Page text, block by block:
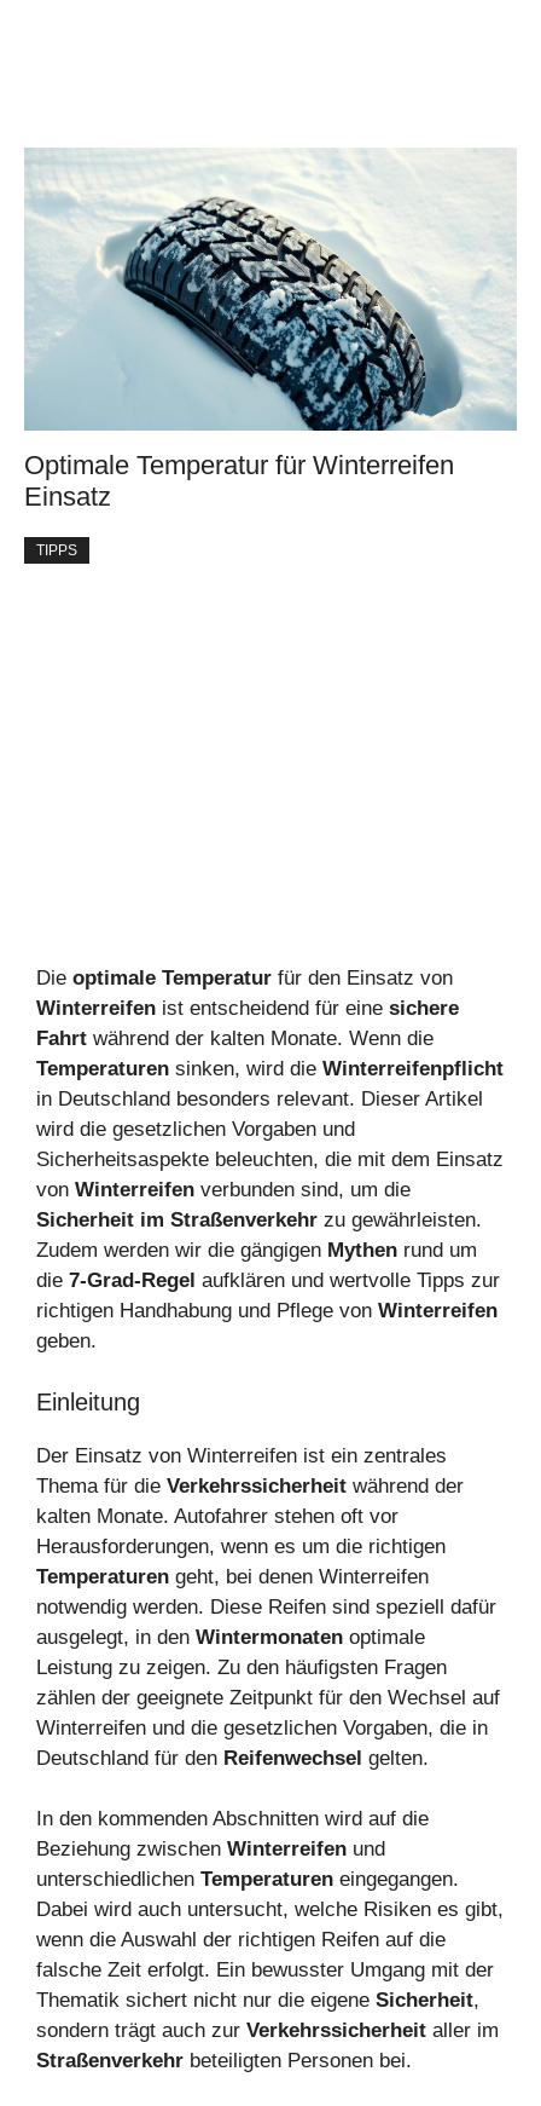
Optimale Temperatur für Winterreifen
Einsatz
TIPPS
Die optimale Temperatur für den Einsatz von
Winterreifen ist entscheidend für eine sichere
Fahrt während der kalten Monate. Wenn die
Temperaturen sinken, wird die Winterreifenpflicht
in Deutschland besonders relevant. Dieser Artikel
wird die gesetzlichen Vorgaben und
Sicherheitsaspekte beleuchten, die mit dem Einsatz
von Winterreifen verbunden sind, um die
Sicherheit im Straßenverkehr zu gewährleisten.
Zudem werden wir die gängigen Mythen rund um
die 7-Grad-Regel aufklären und wertvolle Tipps zur
richtigen Handhabung und Pflege von Winterreifen
geben.
Einleitung
Der Einsatz von Winterreifen ist ein zentrales
Thema für die Verkehrssicherheit während der
kalten Monate. Autofahrer stehen oft vor
Herausforderungen, wenn es um die richtigen
Temperaturen geht, bei denen Winterreifen
notwendig werden. Diese Reifen sind speziell dafür
ausgelegt, in den Wintermonaten optimale
Leistung zu zeigen. Zu den häufigsten Fragen
zählen der geeignete Zeitpunkt für den Wechsel auf
Winterreifen und die gesetzlichen Vorgaben, die in
Deutschland für den Reifenwechsel gelten.
In den kommenden Abschnitten wird auf die
Beziehung zwischen Winterreifen und
unterschiedlichen Temperaturen eingegangen.
Dabei wird auch untersucht, welche Risiken es gibt,
wenn die Auswahl der richtigen Reifen auf die
falsche Zeit erfolgt. Ein bewusster Umgang mit der
Thematik sichert nicht nur die eigene Sicherheit,
sondern trägt auch zur Verkehrssicherheit aller im
Straßenverkehr beteiligten Personen bei.